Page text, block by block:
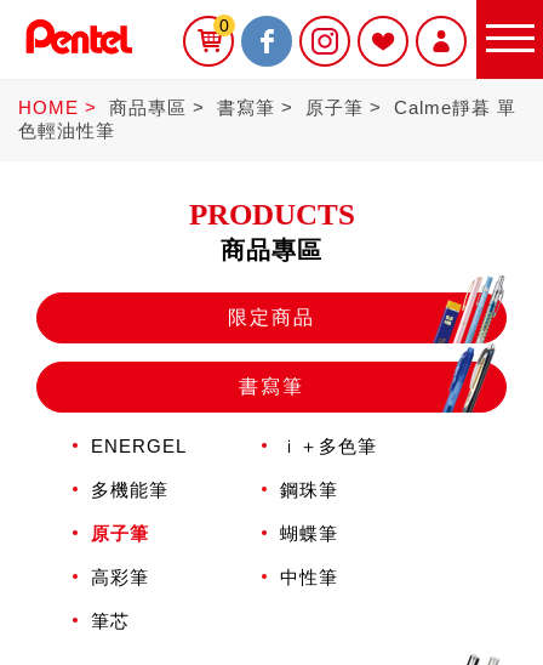
限定商品
書寫筆
0
HOME 商品專區 書寫筆 原子筆
Calme靜暮 單
色輕油性筆
PRODUCTS
商品專區
限定商品
書寫筆
ENERGEL ｉ＋多色筆
多機能筆 鋼珠筆
原子筆 蝴蝶筆
高彩筆 中性筆
筆芯